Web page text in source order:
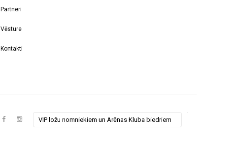
Partneri
Vēsture
Kontakti
VIP ložu nomniekiem un Arēnas Kluba biedriem